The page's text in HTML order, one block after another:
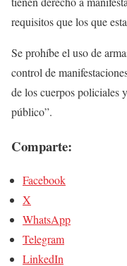
requisitos que los que
Se prohíbe el uso de
control de
de los cuerpos policiales
público”.
Comparte:
Facebook
X
WhatsApp
Telegram
LinkedIn